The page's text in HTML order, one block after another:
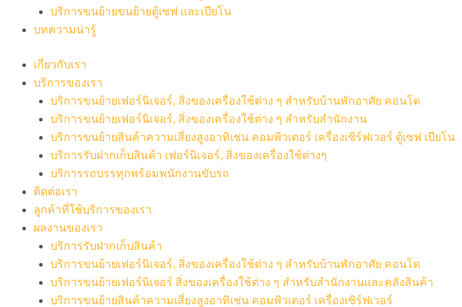
บริการขนย้ายขนย้ายตู้เซฟ และเปียโน
บทความน่ารู้
เกี่ยวกับเรา
บริการของเรา
บริการขนย้ายเฟอร์นิเจอร์, สิ่งของเครื่องใช้ต่าง ๆ สำหรับบ้านพักอาศัย คอนโด
บริการขนย้ายเฟอร์นิเจอร์, สิ่งของเครื่องใช้ต่าง ๆ สำหรับสำนักงาน
บริการขนย้ายสินค้าความเสี่ยงสูงอาทิเช่น คอมพิวเตอร์ เครื่องเซิร์ฟเวอร์ ตู้เซฟ เปียโน
บริการรับฝากเก็บสินค้า เฟอร์นิเจอร์, สิ่งของเครื่องใช้ต่างๆ
บริการรถบรรทุกพร้อมพนักงานขับรถ
ติดต่อเรา
ลูกค้าที่ใช้บริการของเรา
ผลงานของเรา
บริการรับฝากเก็บสินค้า
บริการขนย้ายเฟอร์นิเจอร์, สิ่งของเครื่องใช้ต่าง ๆ สำหรับบ้านพักอาศัย คอนโด
บริการขนย้ายเฟอร์นิเจอร์ สิ่งของเครื่องใช้ต่าง ๆ สำหรับสำนักงานและคลังสินค้า
บริการขนย้ายสินค้าความเสี่ยงสูงอาทิเช่น คอมพิวเตอร์ เครื่องเซิร์ฟเวอร์